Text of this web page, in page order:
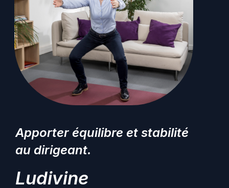
Apporter équilibre et stabilité
au dirigeant.
Ludivine